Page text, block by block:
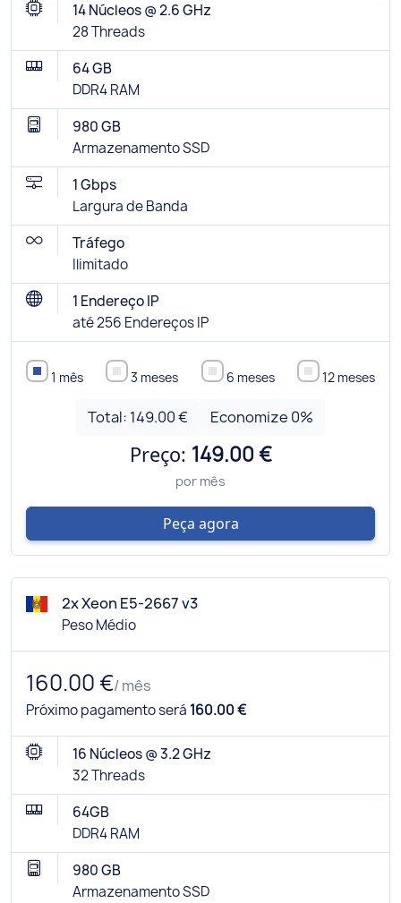
14 Núcleos @ 2.6 GHz
28 Threads
64 GB
DDR4 RAM
980 GB
Armazenamento SSD
1 Gbps
Largura de Banda
Tráfego
Ilimitado
1 Endereço IP
até 256 Endereços IP
1 mês 3 meses 6 meses 12 meses
Total: 149.00 € Economize 0%
Preço: 149.00 €
por mês
Peça agora
2x Xeon E5-2667 v3
Peso Médio
160.00 €/ mês
Próximo pagamento será 160.00 €
16 Núcleos @ 3.2 GHz
32 Threads
64GB
DDR4 RAM
980 GB
Armazenamento SSD